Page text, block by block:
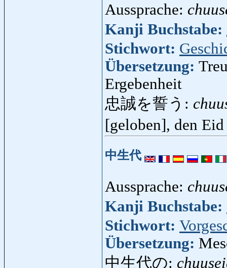
Aussprache:
Kanji Buchstabe:
Stichwort:
Übersetzung:
Ergebenheit
忠誠を誓う:
[geloben], den
中生代
Aussprache:
Kanji Buchstabe:
Stichwort:
Übersetzung:
中生代の: